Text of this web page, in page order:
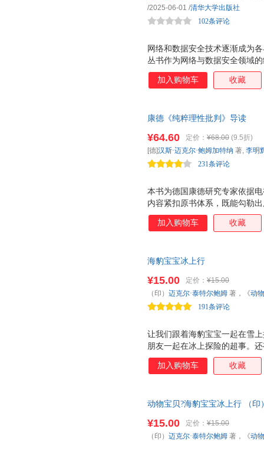
网络和数据安全技术逐渐成为
丛书作为网络与数据安全领域
的地位。《灰帽渗透测试技术
All-in-One》系列丛书作为
才选拔与评价专家，以及广大
充、 更新和重构。 其次，《灰
践相结合。 再次，《灰帽渗透
入浅出，语言通俗易懂。 总之
102条评论
/2025-06-01 /清华大学出版社
加入购物车 收藏
康德《纯粹理性批判》导读
本书为德国康德研究专家依据
内容紧扣原书体系，既能勾勒
精髓，有助于读者登堂入室，
¥64.60 定价： ¥68.00 (9.5折)
231条评论
[德]汉斯·迈克尔·鲍姆加特纳 著, 李明
加入购物车 收藏
海豹宝宝冰上行
让我们跟着海豹宝宝一起在雪
朋友一起在冰上探险的超事。
¥15.00 定价： ¥15.00
191条评论
（印） 迈克尔·泰特尔鲍姆 著，《动
加入购物车 收藏
动物宝贝?海豹宝宝冰上行 （
¥15.00 定价： ¥15.00
（印） 迈克尔·泰特尔鲍姆 著，《动